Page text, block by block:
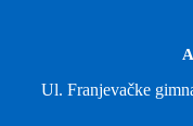
Ul. Franjevačke